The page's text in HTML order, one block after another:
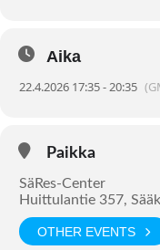
Aika
22.4.2026 17:35 - 20:35
Paikka
SäRes-Center
Huittulantie 357,
OTHER EVENTS